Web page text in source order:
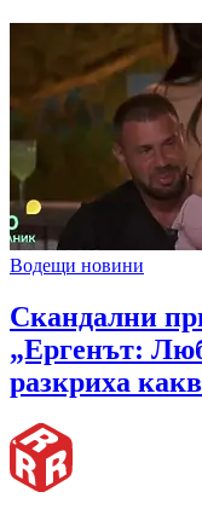
Водещи новини
Скандални
„Ергенът:
разкриха